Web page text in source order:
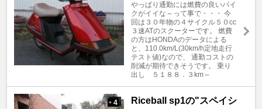
やっぱり通勤には燃費の良いバイ
クがイイな～って事で・・・ 今
回は３０年物の４サイクル５０cc
３速ATのスクーターです。 燃費
の方はHONDAのデータによる
と、110.0km/L(30km/h定地走行
テスト値)なので、 通勤コストの
削減が期待できそうです。 乗り
出し ５１８８．３km～
+ 4
Riceball sp1の"スペイシ